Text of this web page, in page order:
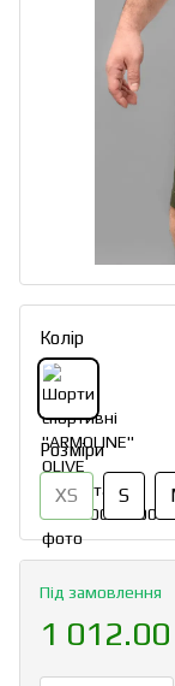
Колір
Розміри
XS S
Під замовлення
1 012.00